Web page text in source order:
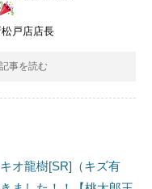
戸店店長
記事を読む
オ龍樹[SR]（キズ有